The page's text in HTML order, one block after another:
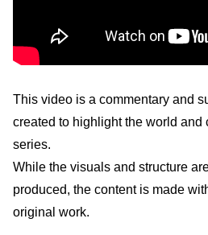
This video is a commentary and
created to highlight the world and
series.
While the visuals and structure
produced, the content is made
original work.